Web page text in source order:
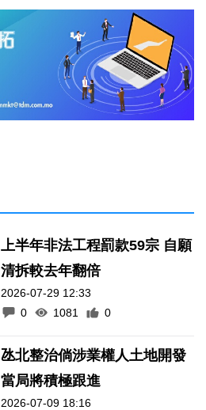
上半年非法工程罰款59宗 自願
清拆較去年翻倍
2026-07-29 12:33
0
1081 0
氹北整治倘涉業權人土地開發
當局將積極跟進
2026-07-09 18:16